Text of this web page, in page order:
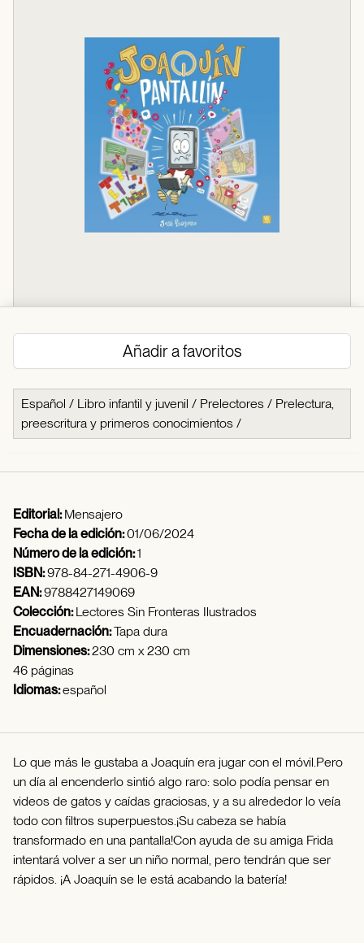
Añadir a favoritos
Español / Libro infantil y juvenil / Prelectores / Prelectura,
preescritura y primeros conocimientos /
Editorial:Mensajero
Fecha de la edición:01/06/2024
Número de la edición:1
ISBN:978-84-271-4906-9
EAN:9788427149069
Colección:Lectores Sin Fronteras Ilustrados
Encuadernación:Tapa dura
Dimensiones:230 cm x 230 cm
46 páginas
Idiomas:español
Lo que más le gustaba a Joaquín era jugar con el móvil.Pero
un día al encenderlo sintió algo raro: solo podía pensar en
videos de gatos y caídas graciosas, y a su alrededor lo veía
todo con filtros superpuestos.¡Su cabeza se había
transformado en una pantalla!Con ayuda de su amiga Frida
intentará volver a ser un niño normal, pero tendrán que ser
rápidos. ¡A Joaquín se le está acabando la batería!